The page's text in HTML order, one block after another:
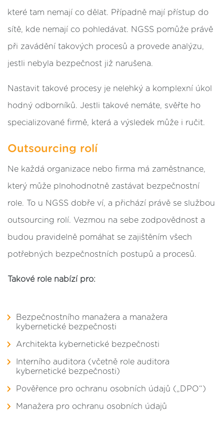
které tam nemají co dělat. Případně mají přístup do
sítě, kde nemají co pohledávat. NGSS pomůže právě
při zavádění takových procesů a provede analýzu,
jestli nebyla bezpečnost již narušena.
Nastavit takové procesy je nelehký a komplexní úkol
hodný odborníků. Jestli takové nemáte, svěřte ho
specializované firmě, která a výsledek může i ručit.
Outsourcing rolí
Ne každá organizace nebo firma má zaměstnance,
který může plnohodnotně zastávat bezpečnostní
role. To u NGSS dobře ví, a přichází právě se službou
outsourcing rolí. Vezmou na sebe zodpovědnost a
budou pravidelně pomáhat se zajištěním všech
potřebných bezpečnostních postupů a procesů.
Takové role nabízí pro:
Bezpečnostního manažera a manažera
kybernetické bezpečnosti
Architekta kybernetické bezpečnosti
Interního auditora (včetně role auditora
kybernetické bezpečnosti)
Pověřence pro ochranu osobních údajů („DPO“)
Manažera pro ochranu osobních údajů